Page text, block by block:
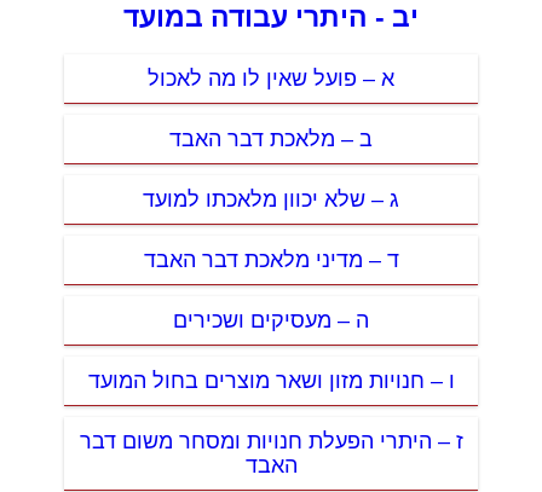
יב - היתרי עבודה במועד
א – פועל שאין לו מה לאכול
ב – מלאכת דבר האבד
ג – שלא יכוון מלאכתו למועד
ד – מדיני מלאכת דבר האבד
ה – מעסיקים ושכירים
ו – חנויות מזון ושאר מוצרים בחול המועד
ז – היתרי הפעלת חנויות ומסחר משום דבר
האבד